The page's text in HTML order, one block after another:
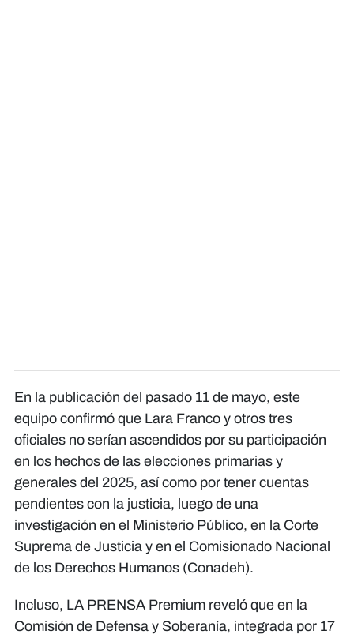
En la publicación del pasado 11 de mayo, este
equipo confirmó que Lara Franco y otros tres
oficiales no serían ascendidos por su participación
en los hechos de las elecciones primarias y
generales del 2025, así como por tener cuentas
pendientes con la justicia, luego de una
investigación en el Ministerio Público, en la Corte
Suprema de Justicia y en el Comisionado Nacional
de los Derechos Humanos (Conadeh).
Incluso, LA PRENSA Premium reveló que en la
Comisión de Defensa y Soberanía, integrada por 17